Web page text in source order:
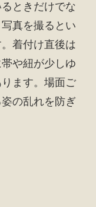
ときだけでな
真を撮るとい
着付け直後は
や紐が少しゆ
ます。場面ご
の乱れを防ぎ